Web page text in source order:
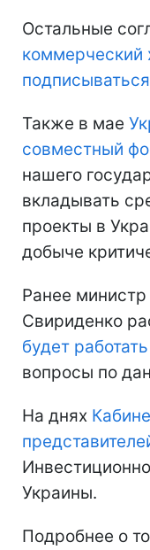
Остальные
коммерческий
Также в мае
совместный
нашего
вкладывать
проекты в
добыче
Ранее
Свириденко
будет
вопросы по
На днях
Украины.
Подробнее о